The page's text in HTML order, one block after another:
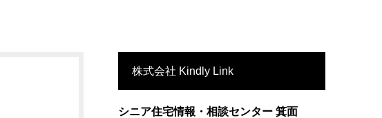
株式会社 Kindly Link
シニア住宅情報・相談センター 箕面